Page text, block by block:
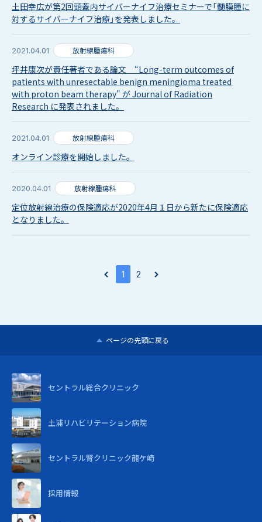
土田幸広が第2回頭蓋内サイバーナイフ治療セミナーで「髄膜腫に
対するサイバーナイフ治療」を発表しました。
2021.04.01 放射線腫瘍科
坪井康次が責任著者である論文 “Long-term outcomes of
patients with unresectable benign meningioma treated
with proton beam therapy" が Journal of Radiation
Research に発表されました。
2021.04.01 放射線腫瘍科
オンライン診療を開始しました。
2020.04.01 放射線腫瘍科
定位放射線治療の保険適応が2020年4月１日から新たに保険適応
となりました。
1 2
ページの先頭に戻る
セントラル総合クリニック
土浦リハビリテーション病院
セントラル腎クリニック龍ケ崎
採用情報